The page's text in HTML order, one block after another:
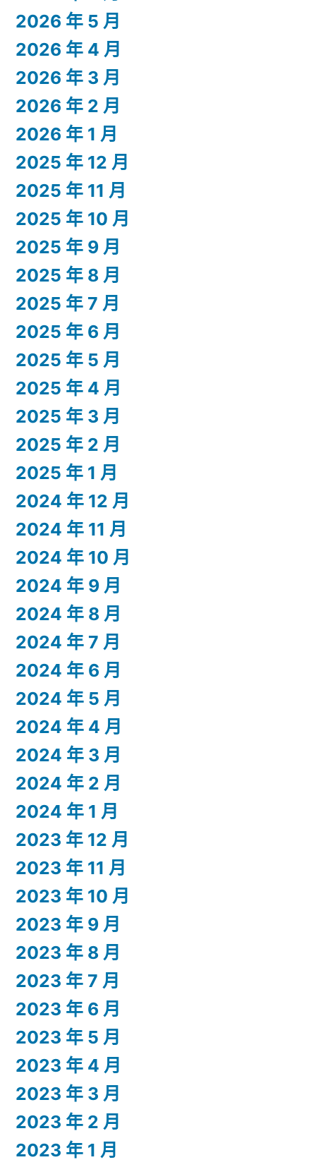
2026 年 5 月
2026 年 4 月
2026 年 3 月
2026 年 2 月
2026 年 1 月
2025 年 12 月
2025 年 11 月
2025 年 10 月
2025 年 9 月
2025 年 8 月
2025 年 7 月
2025 年 6 月
2025 年 5 月
2025 年 4 月
2025 年 3 月
2025 年 2 月
2025 年 1 月
2024 年 12 月
2024 年 11 月
2024 年 10 月
2024 年 9 月
2024 年 8 月
2024 年 7 月
2024 年 6 月
2024 年 5 月
2024 年 4 月
2024 年 3 月
2024 年 2 月
2024 年 1 月
2023 年 12 月
2023 年 11 月
2023 年 10 月
2023 年 9 月
2023 年 8 月
2023 年 7 月
2023 年 6 月
2023 年 5 月
2023 年 4 月
2023 年 3 月
2023 年 2 月
2023 年 1 月